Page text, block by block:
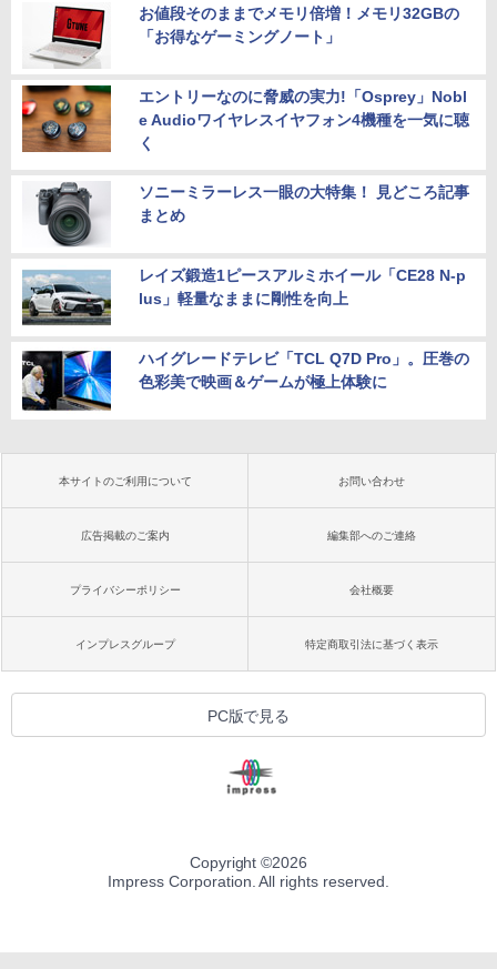
お値段そのままでメモリ倍増！メモリ32GBの
「お得なゲーミングノート」
エントリーなのに脅威の実力!「Osprey」Nobl
e Audioワイヤレスイヤフォン4機種を一気に聴
く
ソニーミラーレス一眼の大特集！ 見どころ記事
まとめ
レイズ鍛造1ピースアルミホイール「CE28 N-p
lus」軽量なままに剛性を向上
ハイグレードテレビ「TCL Q7D Pro」。圧巻の
色彩美で映画＆ゲームが極上体験に
本サイトのご利用について お問い合わせ
広告掲載のご案内 編集部へのご連絡
プライバシーポリシー 会社概要
インプレスグループ 特定商取引法に基づく表示
PC版で見る
Copyright ©2026
Impress Corporation. All rights reserved.